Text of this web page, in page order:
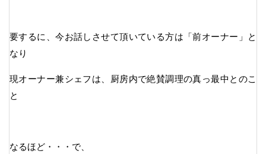
要するに、今お話しさせて頂いている方は「前オーナー」と
なり
現オーナー兼シェフは、厨房内で絶賛調理の真っ最中とのこ
と
なるほど・・・で、